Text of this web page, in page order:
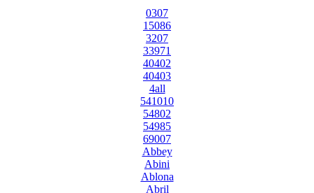
0307
15086
3207
33971
40402
40403
4all
541010
54802
54985
69007
Abbey
Abini
Ablona
Abril